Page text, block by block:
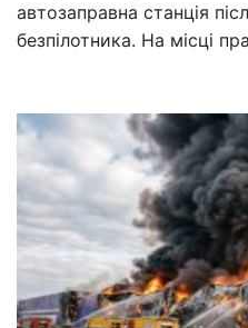
автозаправна станція
безпілотника. На місці